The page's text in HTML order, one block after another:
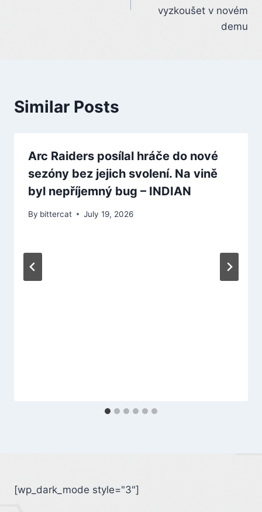
vyzkoušet v novém
demu
Similar Posts
Arc Raiders posílal hráče do nové
sezóny bez jejich svolení. Na vině
byl nepříjemný bug – INDIAN
By bittercat July 19, 2026
[wp_dark_mode style="3"]